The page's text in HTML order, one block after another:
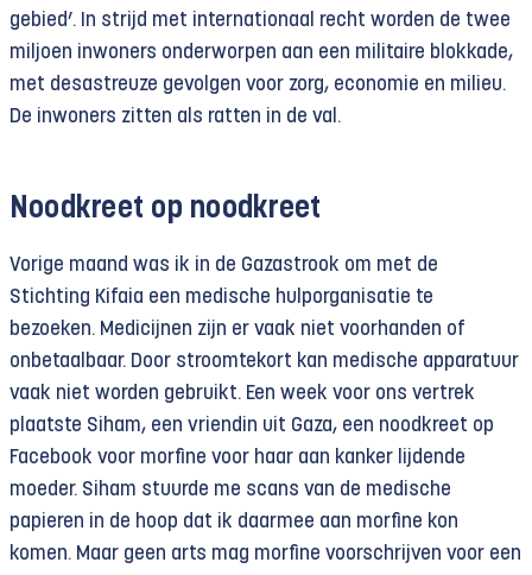
gebied’. In strijd met internationaal recht worden de twee
miljoen inwoners onderworpen aan een militaire blokkade,
met desastreuze gevolgen voor zorg, economie en milieu.
De inwoners zitten als ratten in de val.
Noodkreet op noodkreet
Vorige maand was ik in de Gazastrook om met de
Stichting Kifaia een medische hulporganisatie te
bezoeken. Medicijnen zijn er vaak niet voorhanden of
onbetaalbaar. Door stroomtekort kan medische apparatuur
vaak niet worden gebruikt. Een week voor ons vertrek
plaatste Siham, een vriendin uit Gaza, een noodkreet op
Facebook voor morfine voor haar aan kanker lijdende
moeder. Siham stuurde me scans van de medische
papieren in de hoop dat ik daarmee aan morfine kon
komen. Maar geen arts mag morfine voorschrijven voor een